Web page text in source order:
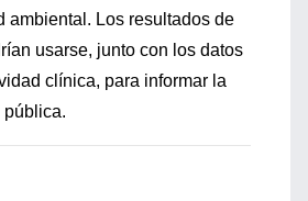
ambiental. Los resultados de
usarse, junto con los datos
clínica, para informar la
pública.